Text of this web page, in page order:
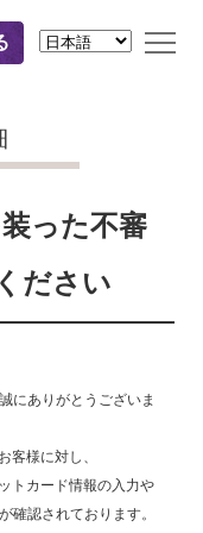
装った不審
ださい
にありがとうございま
客様に対し、
トカード情報の入力や
確認されております。